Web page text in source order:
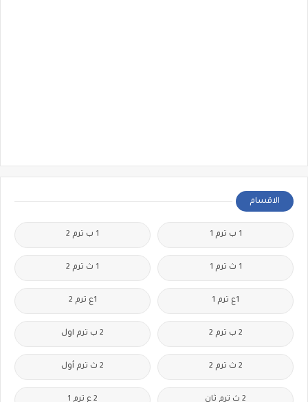
الاقسام
1 ب ترم 1 1 ب ترم 2
1 ث ترم 1 1 ث ترم 2
1ع ترم 1 1ع ترم 2
2 ب ترم 2 2 ب ترم اول
2 ث ترم 2 2 ث ترم أول
2 ث ترم ثان 2 ع ترم 1